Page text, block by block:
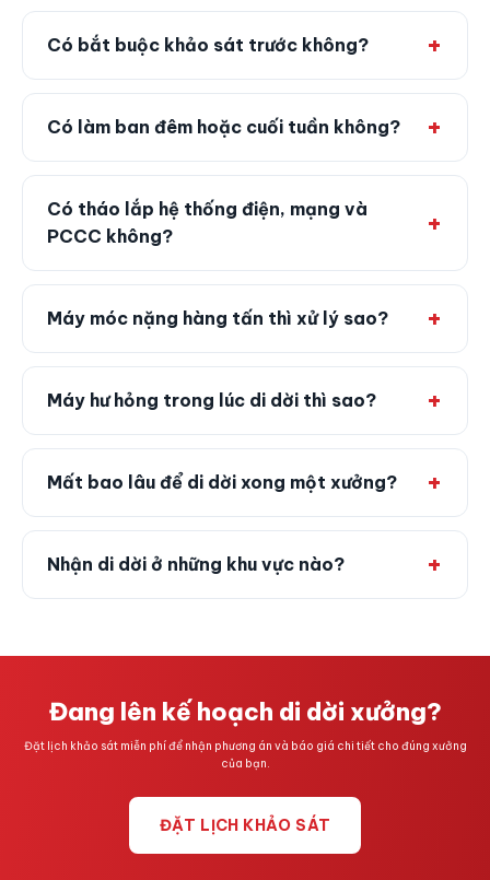
Có bắt buộc khảo sát trước không?
Có làm ban đêm hoặc cuối tuần không?
Có tháo lắp hệ thống điện, mạng và
PCCC không?
Máy móc nặng hàng tấn thì xử lý sao?
Máy hư hỏng trong lúc di dời thì sao?
Mất bao lâu để di dời xong một xưởng?
Nhận di dời ở những khu vực nào?
Đang lên kế hoạch di dời xưởng?
Đặt lịch khảo sát miễn phí để nhận phương án và báo giá chi tiết cho đúng xưởng
của bạn.
ĐẶT LỊCH KHẢO SÁT